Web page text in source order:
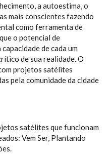
a autoestima, o
mais conscientes fazendo
como ferramenta de
o potencial de
de cada um
de sua realidade. O
projetos satélites
pela comunidade da cidade
satélites que funcionam
Vem Ser, Plantando